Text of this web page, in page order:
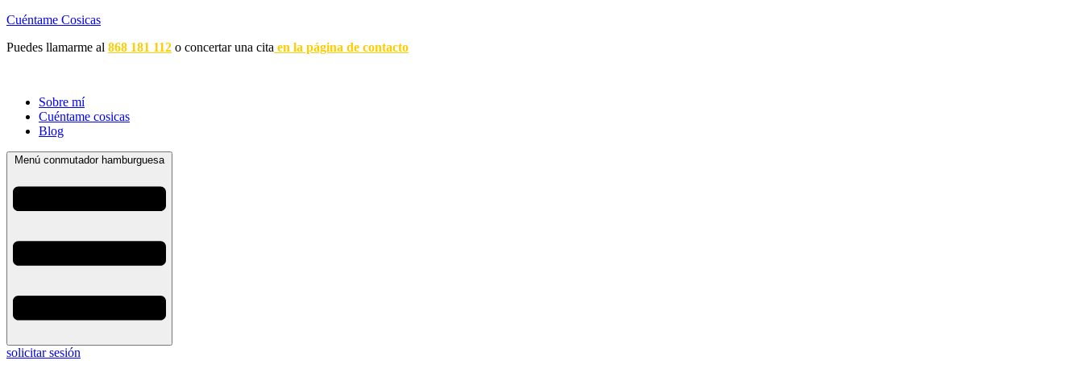
Cuéntame Cosicas
Puedes llamarme al 868 181 112 o concertar una cita en la página de contacto
Sobre mí
Cuéntame cosicas
Blog
Menú conmutador hamburguesa
solicitar sesión